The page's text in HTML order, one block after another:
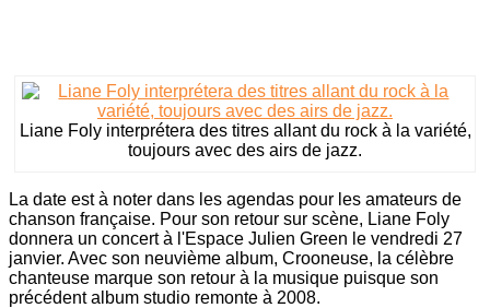
Liane Foly interprétera des titres allant du rock à la variété,
toujours avec des airs de jazz.
La date est à noter dans les agendas pour les amateurs de
chanson française. Pour son retour sur scène, Liane Foly
donnera un concert à l'Espace Julien Green le vendredi 27
janvier. Avec son neuvième album, Crooneuse, la célèbre
chanteuse marque son retour à la musique puisque son
précédent album studio remonte à 2008.